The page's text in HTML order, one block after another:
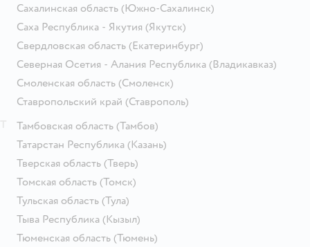
Сахалинская область (Южно-Сахалинск)
Саха Республика - Якутия (Якутск)
Свердловская область (Екатеринбург)
Северная Осетия - Алания Республика (Владикавказ)
Смоленская область (Смоленск)
Ставропольский край (Ставрополь)
Тамбовская область (Тамбов)
Татарстан Республика (Казань)
Тверская область (Тверь)
Томская область (Томск)
Тульская область (Тула)
Тыва Республика (Кызыл)
Тюменская область (Тюмень)